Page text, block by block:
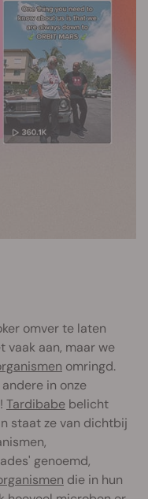
omver te laten
vaak aan, maar we
omringd.
in onze
Tardibabe belicht
staat ze van dichtbij
genoemd,
die in hun